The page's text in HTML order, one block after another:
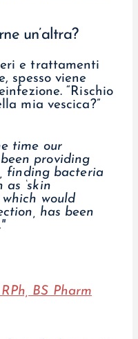
un’altra?
e trattamenti
spesso viene
“Rischio
mia vescica?”
time our
providing
finding bacteria
‘skin
which would
has been
BS Pharm